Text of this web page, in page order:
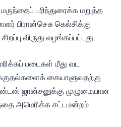
பரிந்துரைக்க மறுத்த
பிரான்செசு கெல்சிக்கு
விருது வழங்கப்பட்டது.
படைகள் மீது வட
கையாளுவதற்கு
ஜான்சனுக்கு முழுமையான
அமெரிக்க சட்டமன்றம்